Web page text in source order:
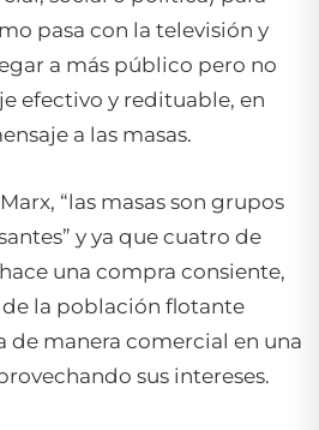
pasa con la televisión y
a más público pero no
efectivo y redituable, en
a las masas.
“las masas son grupos
y ya que cuatro de
una compra consiente,
la población flotante
de manera comercial en una
sus intereses.